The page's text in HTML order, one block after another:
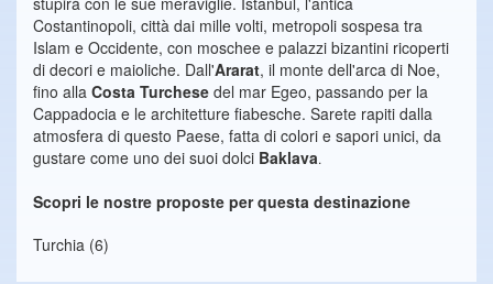
Costantinopoli, città dai mille volti, metropoli sospesa tra
Islam e Occidente, con moschee e palazzi bizantini ricoperti
di decori e maioliche. Dall'Ararat, il monte dell'arca di Noe,
fino alla Costa Turchese del mar Egeo, passando per la
Cappadocia e le architetture fiabesche. Sarete rapiti dalla
atmosfera di questo Paese, fatta di colori e sapori unici, da
gustare come uno dei suoi dolci Baklava.
Scopri le nostre proposte per questa destinazione
Turchia (6)